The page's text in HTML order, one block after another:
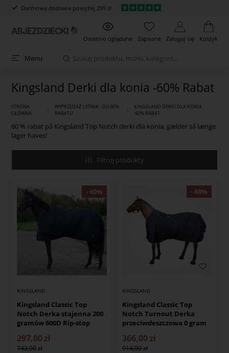
Darmowa dostawa powyżej 299 zł
Ostatnio oglądane Zapisane Zaloguj się Koszyk
Menu
Kingsland Derki dla konia -60% Rabat
STRONA
GŁÓWNA
WYPRZEDAŻ LETNIA - DO 80%
RABATU
KINGSLAND DERKI DLA KONIA
-60% RABAT
60 % rabat på Kingsland Top Notch derki dla konia, gælder så længe
lager haves!
Filtruj produkty
KINGSLAND
Kingsland Classic Top
Notch Derka stajenna 200
gramów 600D Rip-stop
297,00 zł
743,00
KINGSLAND
Kingsland Classic Top
Notch Turnout Derka
przeciwdeszczowa 0 gram
366,00 zł
914,00